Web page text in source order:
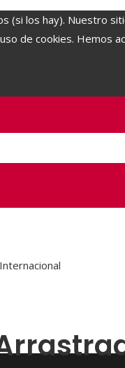
(si los hay). Nuestro
de cookies. Hemos